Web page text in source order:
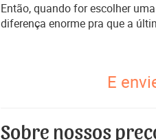
Então, quando for escolher
diferença enorme pra que a
E
Sobre nossos